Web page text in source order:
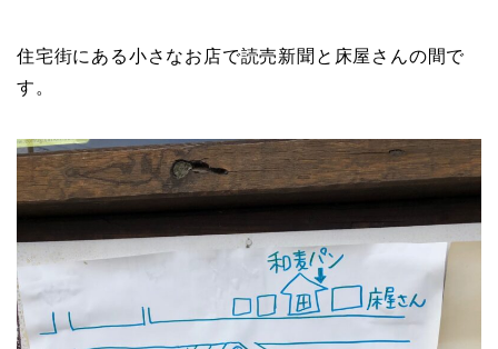
住宅街にある小さなお店で読売新聞と床屋さんの間で
す。